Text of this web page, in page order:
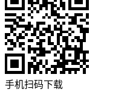
手机扫码下载